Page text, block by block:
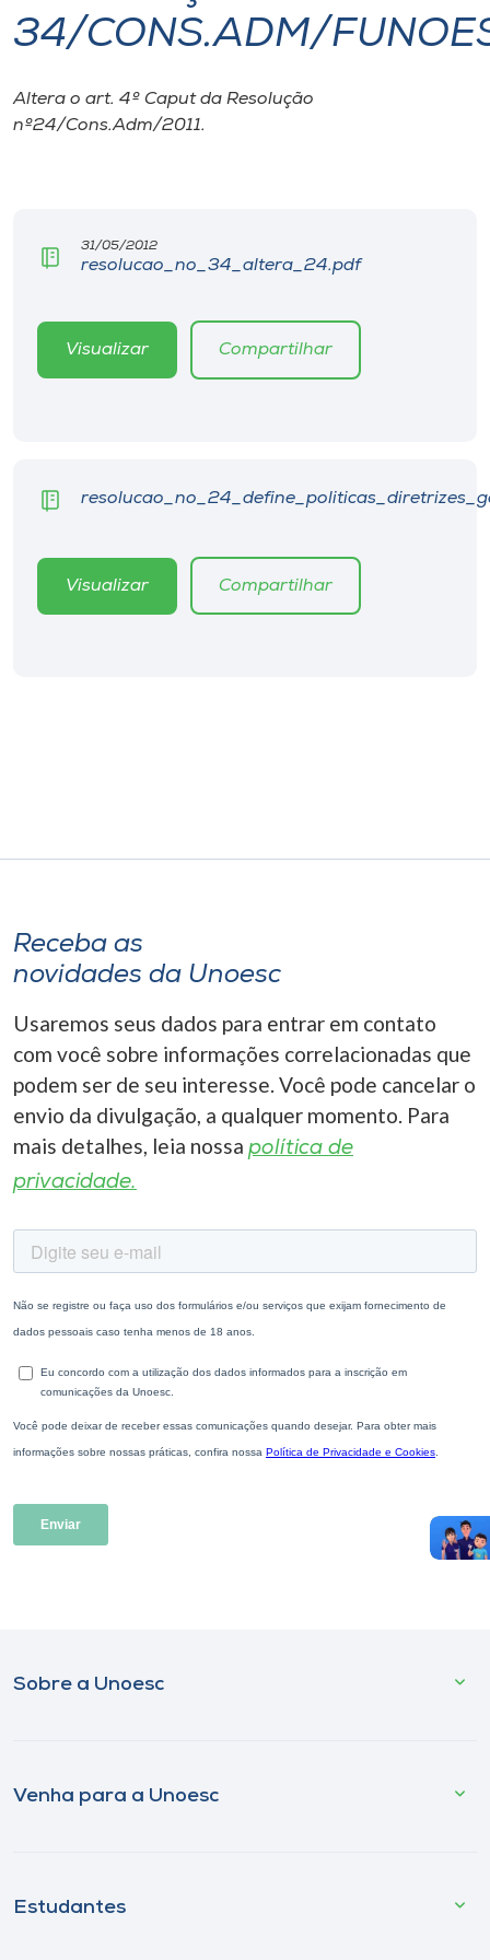
I.nova
Diplomados
CPA
Editora
Museu
Unoesc
34/CONS.ADM/
Altera o art. 4º Caput da Resolução
nº24/Cons.Adm/2011.
31/05/2012
resolucao_no_34_altera_24.pdf
Visualizar Compartilhar
Visualizar Compartilhar
Receba as
novidades da Unoesc
Usaremos seus dados para entrar em contato
com você sobre informações correlacionadas que
podem ser de seu interesse. Você pode cancelar o
envio da divulgação, a qualquer momento. Para
mais detalhes, leia nossa política de
privacidade.
Sobre a Unoesc
Venha para a Unoesc
Estudantes